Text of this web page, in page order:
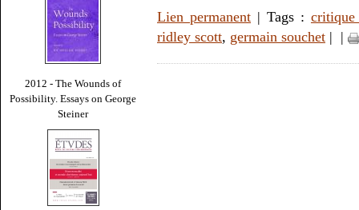
2012 - The Wounds of
Possibility. Essays on George
Steiner
Lien permanent | Tags : critique
ridley scott, germain souchet | |